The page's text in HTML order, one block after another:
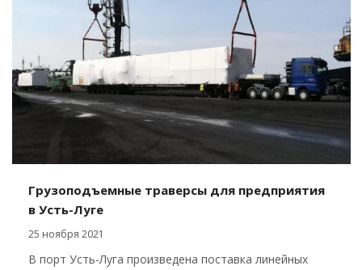
Грузоподъемные траверсы для предприятия
в Усть-Луге
25 ноября 2021
В порт Усть-Луга произведена поставка линейных